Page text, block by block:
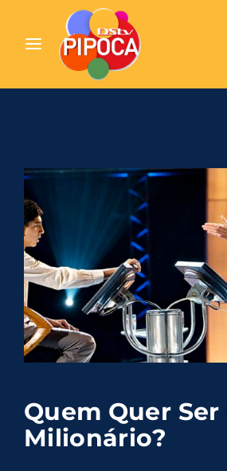
Quem Quer Ser
Milionário?
Cinemundo – Onde O
Login
SIGN IN
Remember Me
By signing in, you agree toour
conditionsand ourprivacy